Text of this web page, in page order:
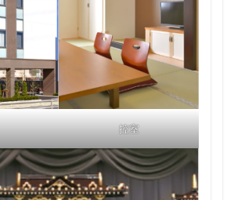
控室